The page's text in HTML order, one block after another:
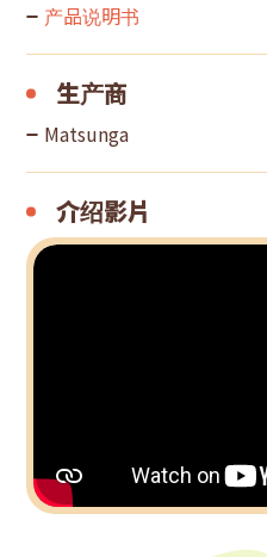
产品说明书
生产商
Matsunga
介绍影片